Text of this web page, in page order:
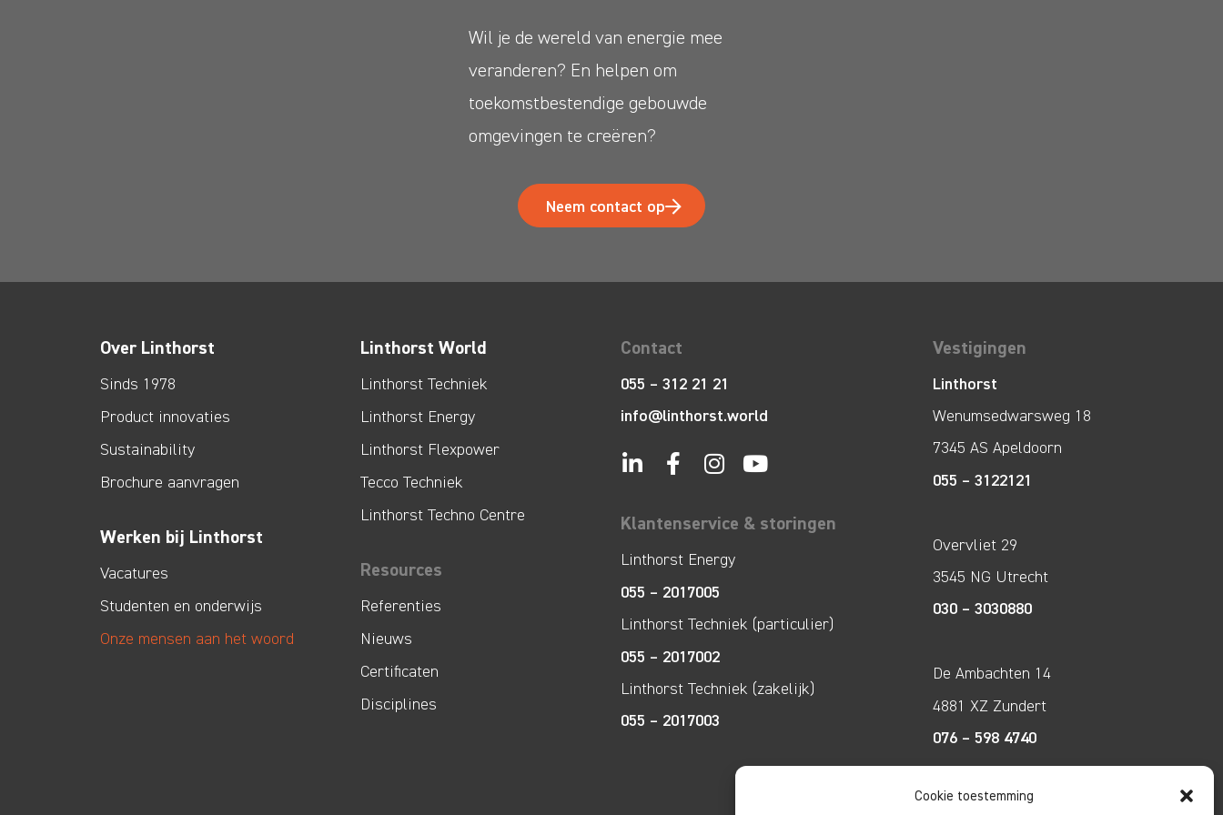
Cookie toestemming
Wil je de wereld van energie mee
veranderen? En helpen om
toekomstbestendige gebouwde
omgevingen te creëren?
Neem contact op
Over Linthorst
Sinds 1978
Product innovaties
Sustainability
Brochure aanvragen
Werken bij Linthorst
Vacatures
Studenten en onderwijs
Onze mensen aan het woord
Linthorst World
Linthorst Techniek
Linthorst Energy
Linthorst Flexpower
Tecco Techniek
Linthorst Techno Centre
Resources
Referenties
Nieuws
Certificaten
Disciplines
Contact
055 – 312 21 21
info@linthorst.world
Klantenservice & storingen
Linthorst Energy
055 – 2017005
Linthorst Techniek (particulier)
055 – 2017002
Linthorst Techniek (zakelijk)
055 – 2017003
Vestigingen
Linthorst
Wenumsedwarsweg 18
7345 AS Apeldoorn
055 – 3122121
Overvliet 29
3545 NG Utrecht
030 – 3030880
De Ambachten 14
4881 XZ Zundert
076 – 598 4740
Tecco Techniek